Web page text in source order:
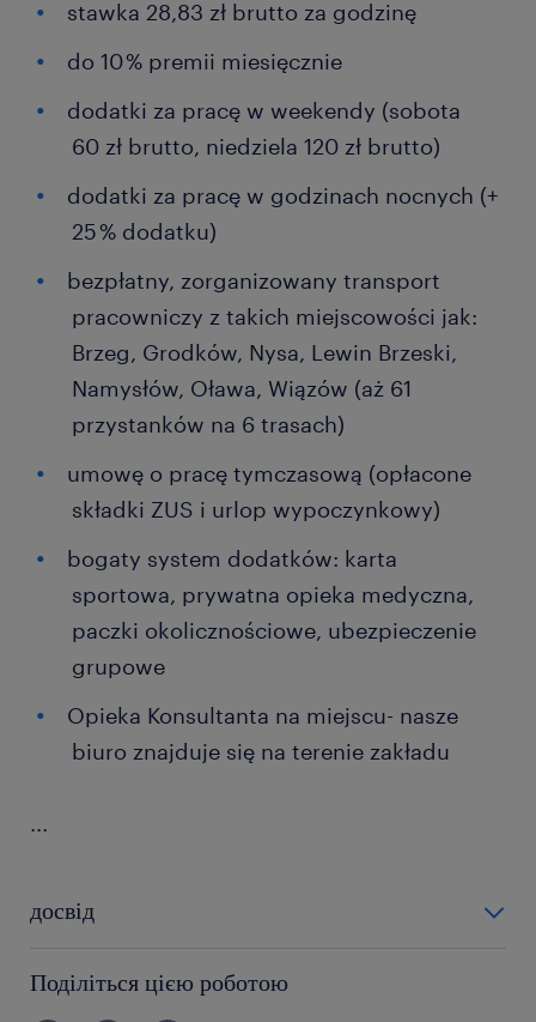
stawka 28,83 zł brutto za godzinę
do 10 % premii miesięcznie
dodatki za pracę w weekendy (sobota
60 zł brutto, niedziela 120 zł brutto)
dodatki za pracę w godzinach nocnych (+
25 % dodatku)
bezpłatny, zorganizowany transport
pracowniczy z takich miejscowości jak:
Brzeg, Grodków, Nysa, Lewin Brzeski,
Namysłów, Oława, Wiązów (aż 61
przystanków na 6 trasach)
umowę o pracę tymczasową (opłacone
składki ZUS i urlop wypoczynkowy)
bogaty system dodatków: karta
sportowa, prywatna opieka medyczna,
paczki okolicznościowe, ubezpieczenie
grupowe
Opieka Konsultanta na miejscu- nasze
biuro znajduje się na terenie zakładu
...
досвід
Поділіться цією роботою